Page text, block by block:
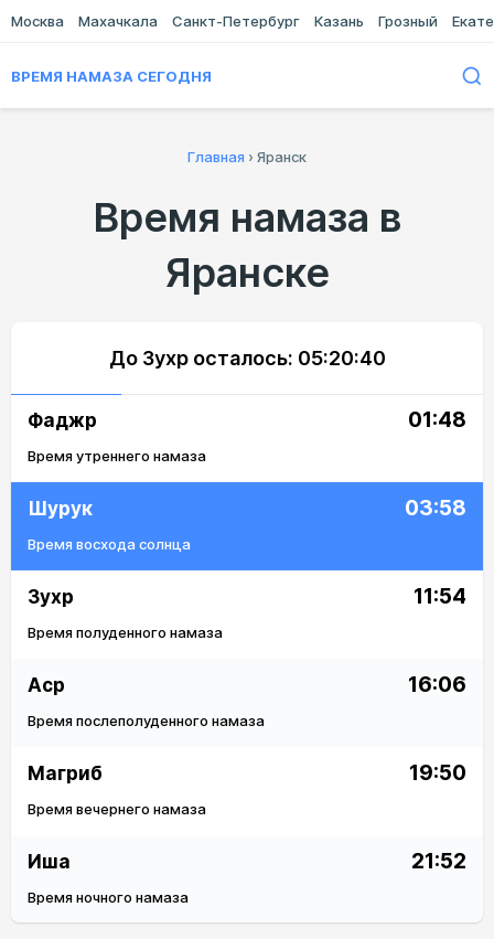
Москва Махачкала Санкт-Петербург Казань Грозный
ВРЕМЯ НАМАЗА СЕГОДНЯ
Главная › Яранск
Время намаза в
Яранске
До Зухр осталось: 05:20:40
Фаджр 01:48
Время утреннего намаза
Шурук 03:58
Время восхода солнца
Зухр 11:54
Время полуденного намаза
Аср 16:06
Время послеполуденного намаза
Магриб 19:50
Время вечернего намаза
Иша 21:52
Время ночного намаза